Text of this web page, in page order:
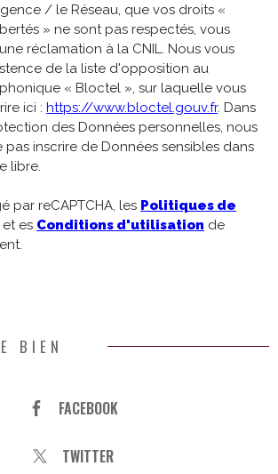
/ le Réseau, que vos droits «
» ne sont pas respectés, vous
réclamation à la CNIL. Nous vous
de la liste d'opposition au
« Bloctel », sur laquelle vous
ici : https://www.bloctel.gouv.fr. Dans
des Données personnelles, nous
pas inscrire de Données sensibles dans
libre.
par reCAPTCHA, les Politiques de
et es Conditions d'utilisation de
BIEN
FACEBOOK
TWITTER